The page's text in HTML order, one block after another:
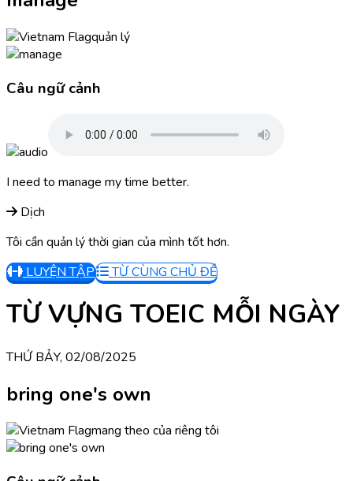
quản lý
Câu ngữ cảnh
I need to manage my time better.
Dịch
Tôi cần quản lý thời gian của mình tốt hơn.
LUYỆN TẬP
TỪ CÙNG CHỦ ĐỀ
TỪ VỰNG TOEIC MỖI NGÀY
THỨ BẢY, 02/08/2025
bring one's own
mang theo của riêng tôi